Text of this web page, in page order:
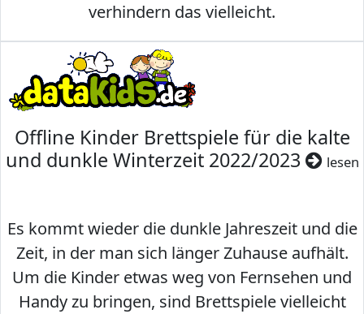
verhindern das vielleicht.
Offline Kinder Brettspiele für die kalte
und dunkle Winterzeit 2022/2023
lesen
Es kommt wieder die dunkle Jahreszeit und die
Zeit, in der man sich länger Zuhause aufhält.
Um die Kinder etwas weg von Fernsehen und
Handy zu bringen, sind Brettspiele vielleicht